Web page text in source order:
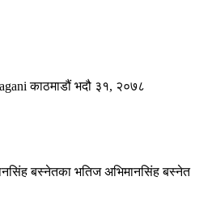
काठमाडौं भदौ ३१, २०७८
बस्नेतका भतिज अभिमानसिंह बस्नेत